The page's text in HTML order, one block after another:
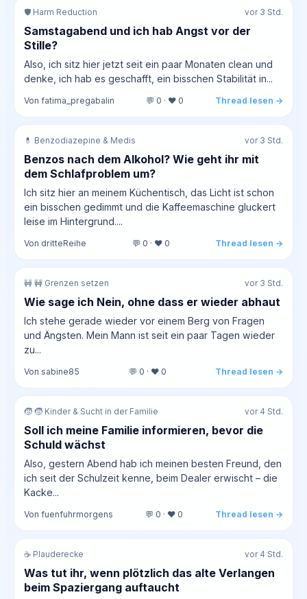
🛡️ Harm Reduction vor 3 Std.
Samstagabend und ich hab Angst vor der
Stille?
Also, ich sitz hier jetzt seit ein paar Monaten clean und
denke, ich hab es geschafft, ein bisschen Stabilität in...
Von fatima_pregabalin 💬 0 · ❤️ 0 Thread lesen →
💊 Benzodiazepine & Medis vor 3 Std.
Benzos nach dem Alkohol? Wie geht ihr mit
dem Schlafproblem um?
Ich sitz hier an meinem Küchentisch, das Licht ist schon
ein bisschen gedimmt und die Kaffeemaschine gluckert
leise im Hintergrund....
Von dritteReihe 💬 0 · ❤️ 0 Thread lesen →
🚧 🚧 Grenzen setzen vor 3 Std.
Wie sage ich Nein, ohne dass er wieder abhaut
Ich stehe gerade wieder vor einem Berg von Fragen
und Ängsten. Mein Mann ist seit ein paar Tagen wieder
zu...
Von sabine85 💬 0 · ❤️ 0 Thread lesen →
🧒 🧒 Kinder & Sucht in der Familie vor 4 Std.
Soll ich meine Familie informieren, bevor die
Schuld wächst
Also, gestern Abend hab ich meinen besten Freund, den
ich seit der Schulzeit kenne, beim Dealer erwischt – die
Kacke...
Von fuenfuhrmorgens 💬 0 · ❤️ 0 Thread lesen →
☕ Plauderecke vor 4 Std.
Was tut ihr, wenn plötzlich das alte Verlangen
beim Spaziergang auftaucht